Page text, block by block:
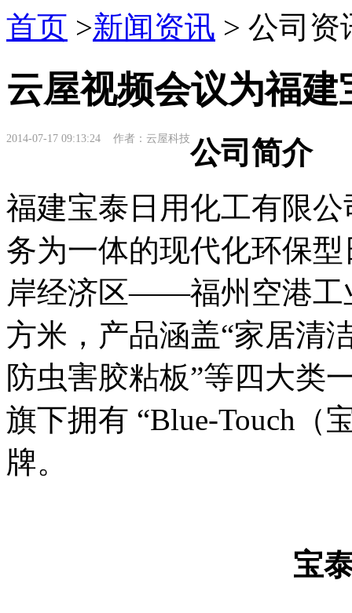
首页 >新闻资讯 > 公司资
云屋视频会议为福
2014-07-17 09:13:24 作者：云屋科技公司简介
福建宝泰日用化工有限
务为一体的现代化环保
岸经济区——福州空港工
方米，产品涵盖“家居清
防虫害胶粘板”等四大类
旗下拥有 “Blue-Touch（
牌。
宝